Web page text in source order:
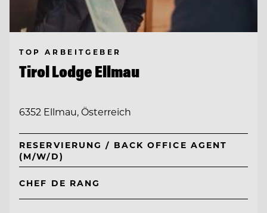
TOP ARBEITGEBER
Tirol Lodge Ellmau
6352 Ellmau, Österreich
RESERVIERUNG / BACK OFFICE AGENT
(M/W/D)
CHEF DE RANG